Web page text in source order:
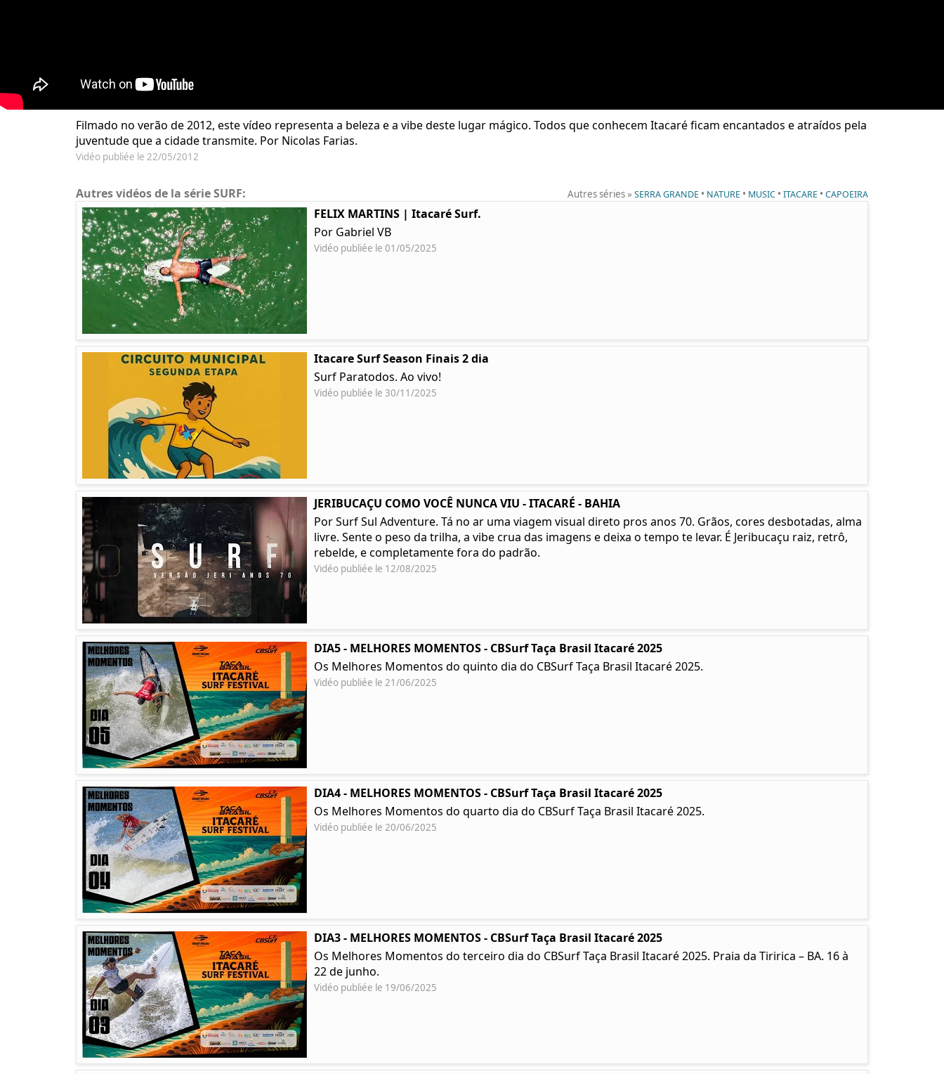
Filmado no verão de 2012, este vídeo representa a beleza e a vibe deste lugar mágico. Todos que conhecem Itacaré ficam encantados e atraídos pela
juventude que a cidade transmite. Por Nicolas Farias.
Vidéo publiée le 22/05/2012
Autres séries »SERRA GRANDE • NATURE • MUSIC •ITACARE •CAPOEIRA
Autres vidéos de la série SURF:
FELIX MARTINS | Itacaré Surf.
Por Gabriel VB
Vidéo publiée le 01/05/2025
Itacare Surf Season Finais 2 dia
Surf Paratodos. Ao vivo!
Vidéo publiée le 30/11/2025
JERIBUCAÇU COMO VOCÊ NUNCA VIU - ITACARÉ - BAHIA
Por Surf Sul Adventure. Tá no ar uma viagem visual direto pros anos 70. Grãos, cores desbotadas, alma
livre. Sente o peso da trilha, a vibe crua das imagens e deixa o tempo te levar. É Jeribucaçu raiz, retrô,
rebelde, e completamente fora do padrão.
Vidéo publiée le 12/08/2025
DIA5 - MELHORES MOMENTOS - CBSurf Taça Brasil Itacaré 2025
Os Melhores Momentos do quinto dia do CBSurf Taça Brasil Itacaré 2025.
Vidéo publiée le 21/06/2025
DIA4 - MELHORES MOMENTOS - CBSurf Taça Brasil Itacaré 2025
Os Melhores Momentos do quarto dia do CBSurf Taça Brasil Itacaré 2025.
Vidéo publiée le 20/06/2025
DIA3 - MELHORES MOMENTOS - CBSurf Taça Brasil Itacaré 2025
Os Melhores Momentos do terceiro dia do CBSurf Taça Brasil Itacaré 2025. Praia da Tiririca – BA. 16 à
22 de junho.
Vidéo publiée le 19/06/2025